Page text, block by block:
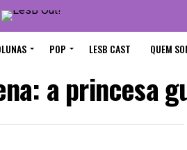
POP LESB CAST QUEM
a princesa